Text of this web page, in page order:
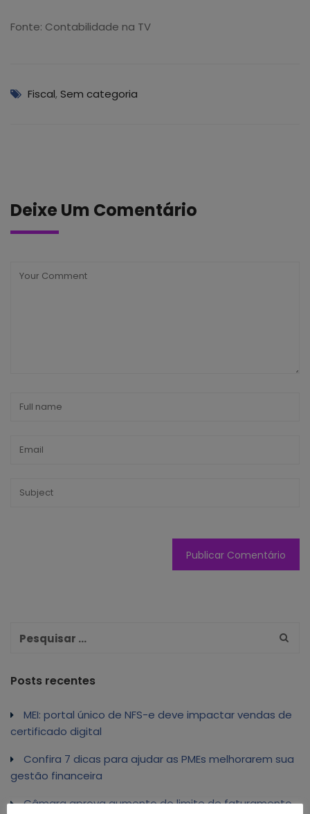
Fonte: Contabilidade na TV
Fiscal,Sem categoria
Deixe Um Comentário
Posts recentes
MEI: portal único de NFS-e deve impactar vendas de
certificado digital
Confira 7 dicas para ajudar as PMEs melhorarem sua
gestão financeira
Câmara aprova aumento do limite de faturamento